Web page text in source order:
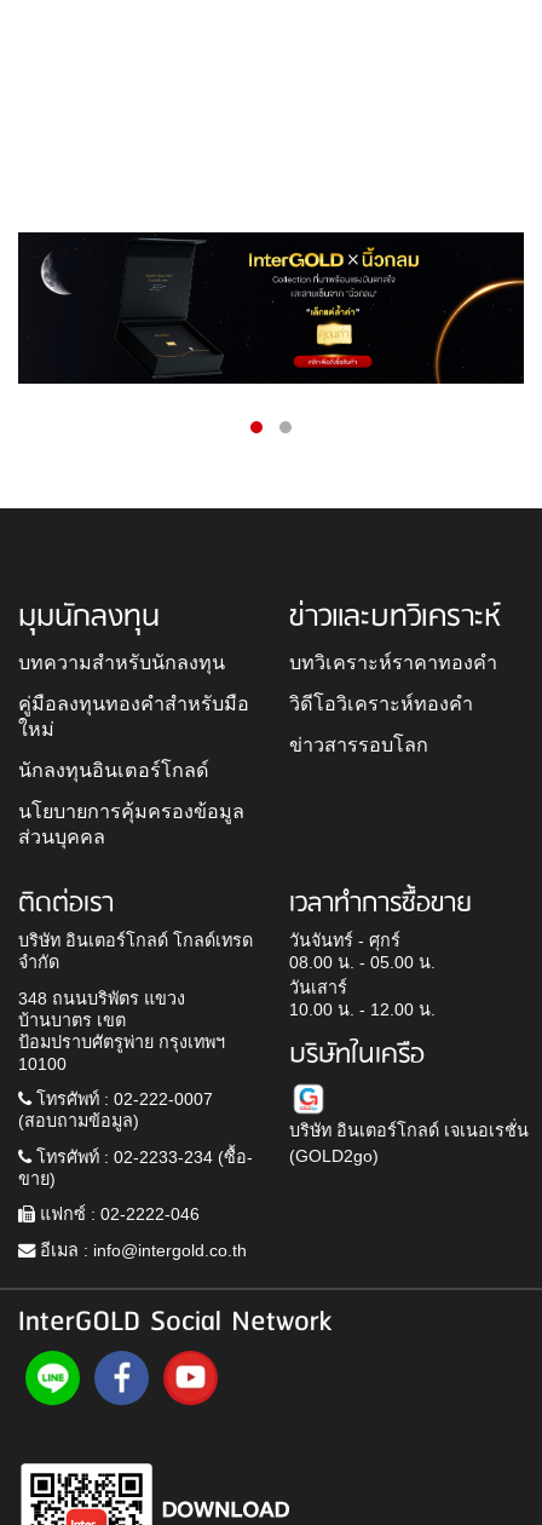
มุมนักลงทุน
บทความสำหรับนักลงทุน
คู่มือลงทุนทองคำสำหรับมือ
ใหม่
นักลงทุนอินเตอร์โกลด์
นโยบายการคุ้มครองข้อมูล
ส่วนบุคคล
ข่าวและบทวิเคราะห์
บทวิเคราะห์ราคาทองคำ
วิดีโอวิเคราะห์ทองคำ
ข่าวสารรอบโลก
ติดต่อเรา
บริษัท อินเตอร์โกลด์ โกลด์เทรด
จำกัด
348 ถนนบริพัตร แขวง
บ้านบาตร เขต
ป้อมปราบศัตรูพ่าย กรุงเทพฯ
10100
โทรศัพท์ : 02-222-0007
(สอบถามข้อมูล)
โทรศัพท์ : 02-2233-234 (ซื้อ-
ขาย)
แฟกซ์ : 02-2222-046
อีเมล : info@intergold.co.th
เวลาทำการซื้อขาย
วันจันทร์ - ศุกร์
08.00 น. - 05.00 น.
วันเสาร์
10.00 น. - 12.00 น.
บริษัทในเครือ
บริษัท อินเตอร์โกลด์ เจเนอเรชั่น
(GOLD2go)
InterGOLD Social Network